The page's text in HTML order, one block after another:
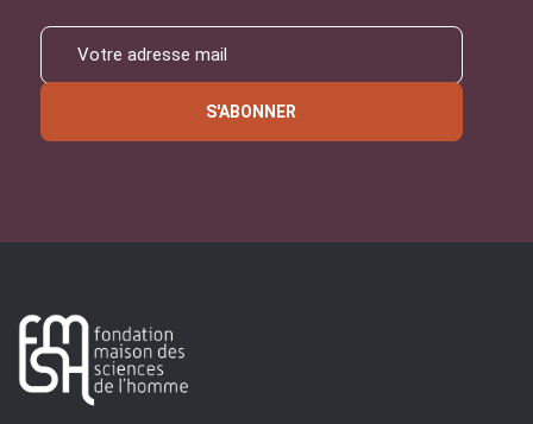
S'ABONNER